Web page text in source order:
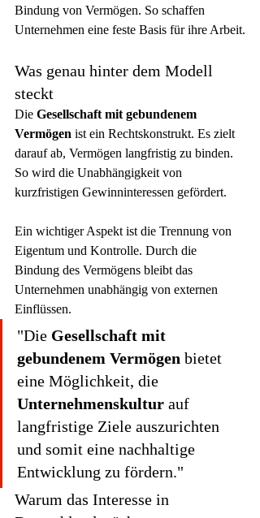
Bindung von Vermögen. So schaffen
Unternehmen eine feste Basis für ihre Arbeit.
Was genau hinter dem Modell
steckt
Die Gesellschaft mit gebundenem
Vermögen ist ein Rechtskonstrukt. Es zielt
darauf ab, Vermögen langfristig zu binden.
So wird die Unabhängigkeit von
kurzfristigen Gewinninteressen gefördert.
Ein wichtiger Aspekt ist die Trennung von
Eigentum und Kontrolle. Durch die
Bindung des Vermögens bleibt das
Unternehmen unabhängig von externen
Einflüssen.
"Die Gesellschaft mit
gebundenem Vermögen bietet
eine Möglichkeit, die
Unternehmenskultur auf
langfristige Ziele auszurichten
und somit eine nachhaltige
Entwicklung zu fördern."
Warum das Interesse in